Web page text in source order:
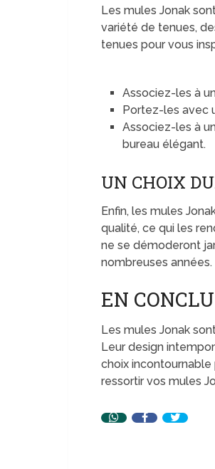
Les mules Jonak
variété de tenues,
tenues pour vous
Associez-les à
Portez-les avec
Associez-les à
bureau élégant.
UN CHOIX
Enfin, les mules
qualité, ce qui les
ne se démoderont
nombreuses années.
EN
Les mules Jonak
Leur design
choix
ressortir vos mules